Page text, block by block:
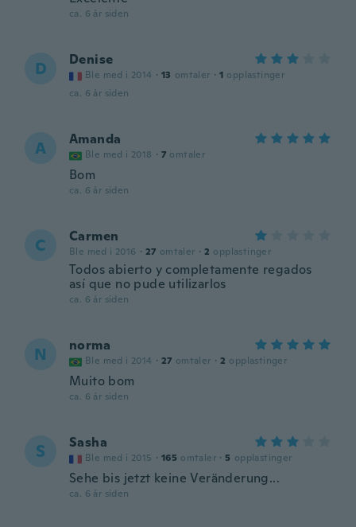
ca. 6 år siden
D Denise
Ble med i 2014 · 13 omtaler · 1 opplastinger
ca. 6 år siden
A Amanda
Ble med i 2018 · 7 omtaler
Bom
ca. 6 år siden
C Carmen
Ble med i 2016 · 27 omtaler · 2 opplastinger
Todos abierto y completamente regados
así que no pude utilizarlos
ca. 6 år siden
N norma
Ble med i 2014 · 27 omtaler · 2 opplastinger
Muito bom
ca. 6 år siden
S Sasha
Ble med i 2015 · 165 omtaler · 5 opplastinger
Sehe bis jetzt keine Veränderung...
ca. 6 år siden